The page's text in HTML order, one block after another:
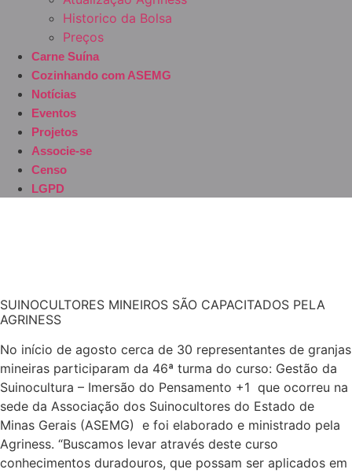
Historico da Bolsa
Preços
Carne Suína
Cozinhando com ASEMG
Notícias
Eventos
Projetos
Associe-se
Censo
LGPD
SUINOCULTORES MINEIROS SÃO CAPACITADOS PELA
AGRINESS
No início de agosto cerca de 30 representantes de granjas
mineiras participaram da 46ª turma do curso: Gestão da
Suinocultura – Imersão do Pensamento +1 que ocorreu na
sede da Associação dos Suinocultores do Estado de
Minas Gerais (ASEMG) e foi elaborado e ministrado pela
Agriness. “Buscamos levar através deste curso
conhecimentos duradouros, que possam ser aplicados em